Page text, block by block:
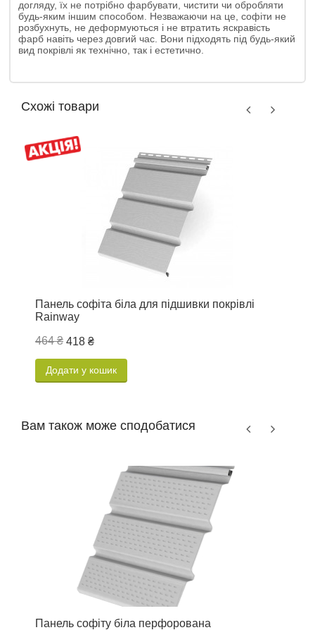
догляду, їх не потрібно фарбувати, чистити чи обробляти
будь-яким іншим способом. Незважаючи на це, софіти не
розбухнуть, не деформуються і не втратить яскравість
фарб навіть через довгий час. Вони підходять під будь-який
вид покрівлі як технічно, так і естетично.
Схожі товари
Панель софіта біла для підшивки покрівлі
Rainway
464 ₴ 418 ₴
Додати у кошик
Вам також може сподобатися
Панель софіту біла перфорована